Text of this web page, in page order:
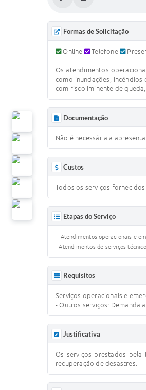
Formas de Solicitação
Online Telefone
Os atendimentos
como inundações,
com risco iminente de
Documentação
Não é necessária a
Custos
Todos os serviços
Etapas do Serviço
- Atendimentos operacionais e
- Atendimentos de serviços
Requisitos
Serviços operacionais e
- Outros serviços: Demanda
Justificativa
Os serviços prestados pela
recuperação de desastres.